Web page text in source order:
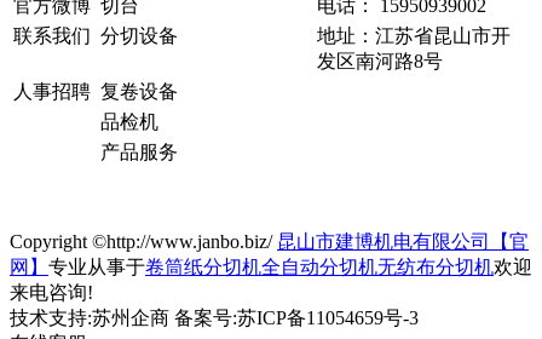
官方微博 切台
电话： 15950939002
联系我们 分切设备
地址：江苏省昆山市开
发区南河路8号
人事招聘 复卷设备
品检机
产品服务
Copyright ©http://www.janbo.biz/ 昆山市建博机电有限公司【官
网】 专业从事于卷筒纸分切机全自动分切机无纺布分切机欢迎
来电咨询!
技术支持:苏州企商 备案号:苏ICP备11054659号-3